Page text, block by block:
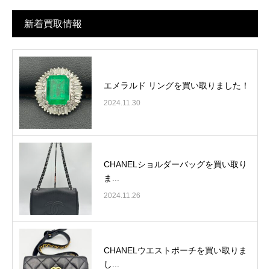
新着買取情報
エメラルド リングを買い取りました！
2024.11.30
CHANELショルダーバッグを買い取り
ま...
2024.11.26
CHANELウエストポーチを買い取りま
し...